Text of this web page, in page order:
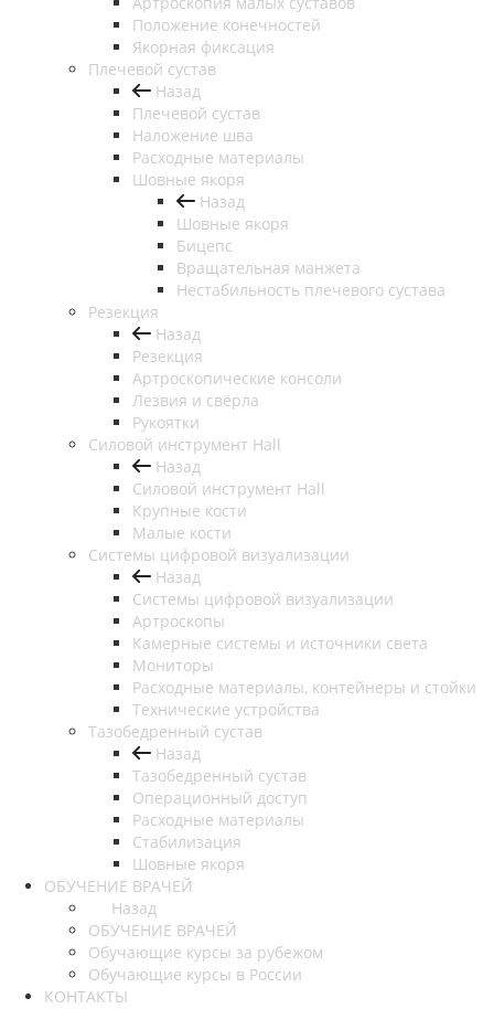
Положение конечностей
Якорная фиксация
Плечевой сустав
Назад
Плечевой сустав
Наложение шва
Расходные материалы
Шовные якоря
Назад
Шовные якоря
Бицепс
Вращательная манжета
Нестабильность плечевого сустава
Резекция
Назад
Резекция
Артроскопические консоли
Лезвия и свёрла
Рукоятки
Силовой инструмент Hall
Назад
Силовой инструмент Hall
Крупные кости
Малые кости
Системы цифровой визуализации
Назад
Системы цифровой визуализации
Артроскопы
Камерные системы и источники света
Мониторы
Расходные материалы, контейнеры и стойки
Технические устройства
Тазобедренный сустав
Назад
Тазобедренный сустав
Операционный доступ
Расходные материалы
Стабилизация
Шовные якоря
ОБУЧЕНИЕ ВРАЧЕЙ
Назад
ОБУЧЕНИЕ ВРАЧЕЙ
Обучающие курсы за рубежом
Обучающие курсы в России
КОНТАКТЫ